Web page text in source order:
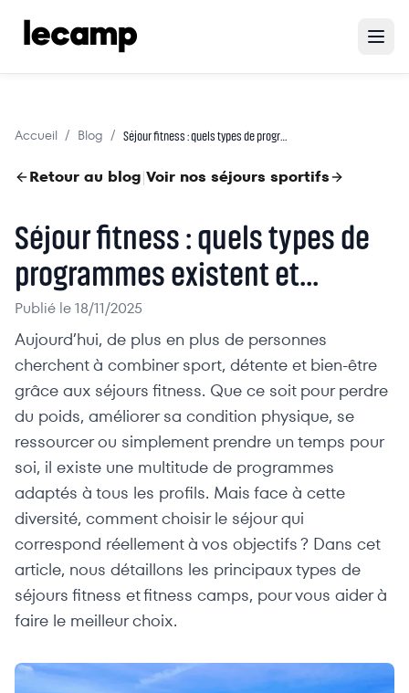
Accueil / Blog /
Retour au blog|Voir nos séjours sportifs
Séjour fitness : quels types de
programmes existent et...
Publié le18/11/2025
Aujourd’hui, de plus en plus de personnes
cherchent à combiner sport, détente et bien-être
grâce aux séjours fitness. Que ce soit pour perdre
du poids, améliorer sa condition physique, se
ressourcer ou simplement prendre un temps pour
soi, il existe une multitude de programmes
adaptés à tous les profils. Mais face à cette
diversité, comment choisir le séjour qui
correspond réellement à vos objectifs ? Dans cet
article, nous détaillons les principaux types de
séjours fitness et fitness camps, pour vous aider à
faire le meilleur choix.